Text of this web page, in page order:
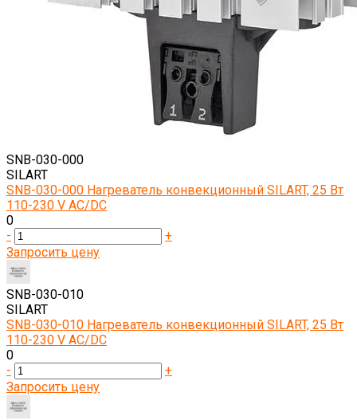
SNB-030-000
SILART
SNB-030-000 Нагреватель конвекционный SILART, 25 Вт
110-230 V AC/DC
0
-
+
Запросить цену
SNB-030-010
SILART
SNB-030-010 Нагреватель конвекционный SILART, 25 Вт
110-230 V AC/DC
0
-
+
Запросить цену